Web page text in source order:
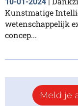
Kunstmatige
wetenschappelijk
concep...
Meld je